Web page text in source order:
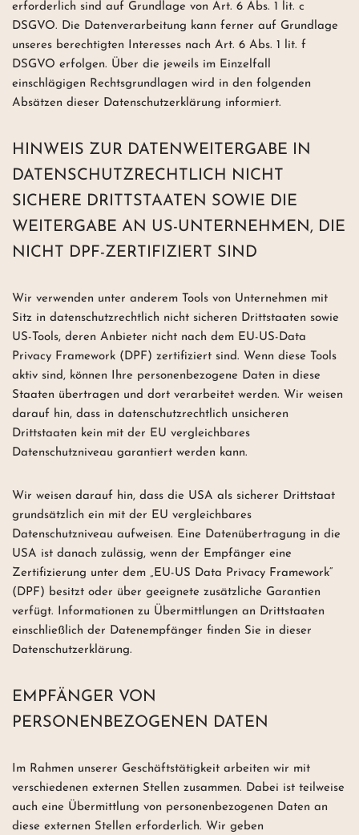
erforderlich sind auf Grundlage von Art. 6 Abs. 1 lit. c
DSGVO. Die Datenverarbeitung kann ferner auf Grundlage
unseres berechtigten Interesses nach Art. 6 Abs. 1 lit. f
DSGVO erfolgen. Über die jeweils im Einzelfall
einschlägigen Rechtsgrundlagen wird in den folgenden
Absätzen dieser Datenschutzerklärung informiert.
HINWEIS ZUR DATENWEITERGABE IN
DATENSCHUTZRECHTLICH NICHT
SICHERE DRITTSTAATEN SOWIE DIE
WEITERGABE AN US-UNTERNEHMEN, DIE
NICHT DPF-ZERTIFIZIERT SIND
Wir verwenden unter anderem Tools von Unternehmen mit
Sitz in datenschutzrechtlich nicht sicheren Drittstaaten sowie
US-Tools, deren Anbieter nicht nach dem EU-US-Data
Privacy Framework (DPF) zertifiziert sind. Wenn diese Tools
aktiv sind, können Ihre personenbezogene Daten in diese
Staaten übertragen und dort verarbeitet werden. Wir weisen
darauf hin, dass in datenschutzrechtlich unsicheren
Drittstaaten kein mit der EU vergleichbares
Datenschutzniveau garantiert werden kann.
Wir weisen darauf hin, dass die USA als sicherer Drittstaat
grundsätzlich ein mit der EU vergleichbares
Datenschutzniveau aufweisen. Eine Datenübertragung in die
USA ist danach zulässig, wenn der Empfänger eine
Zertifizierung unter dem „EU-US Data Privacy Framework“
(DPF) besitzt oder über geeignete zusätzliche Garantien
verfügt. Informationen zu Übermittlungen an Drittstaaten
einschließlich der Datenempfänger finden Sie in dieser
Datenschutzerklärung.
EMPFÄNGER VON
PERSONENBEZOGENEN DATEN
Im Rahmen unserer Geschäftstätigkeit arbeiten wir mit
verschiedenen externen Stellen zusammen. Dabei ist teilweise
auch eine Übermittlung von personenbezogenen Daten an
diese externen Stellen erforderlich. Wir geben